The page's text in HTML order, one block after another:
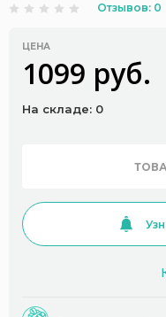
Отзывов: 0
ЦЕНА
1099 руб.
На складе: 0